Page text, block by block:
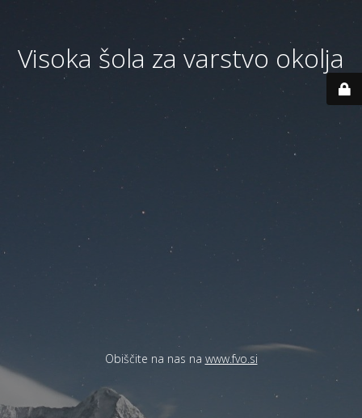
Visoka šola za varstvo okolja
Obiščite na nas na www.fvo.si